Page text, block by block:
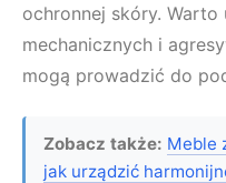
ochronnej skóry.
mechanicznych i
mogą prowadzić do
Zobacz także: Meble
jak urządzić